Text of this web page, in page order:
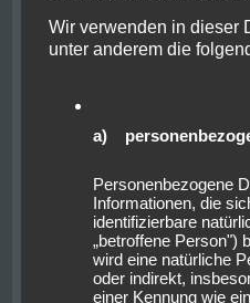
Wir verwenden in dieser
unter anderem die
a)
Personenbezogene
Informationen, die
identifizierbare
„betroffene Person")
wird eine natürliche
oder indirekt,
einer Kennung wie